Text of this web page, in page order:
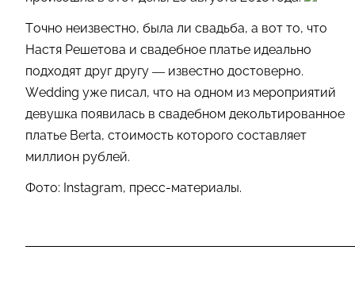
Точно неизвестно, была ли свадьба, а вот то, что
Настя Решетова и свадебное платье идеально
подходят друг другу — известно достоверно.
Wedding уже писал, что на одном из мероприятий
девушка появилась в свадебном декольтированное
платье Berta, стоимость которого составляет
миллион рублей.
Фото: Instagram, пресс-материалы.